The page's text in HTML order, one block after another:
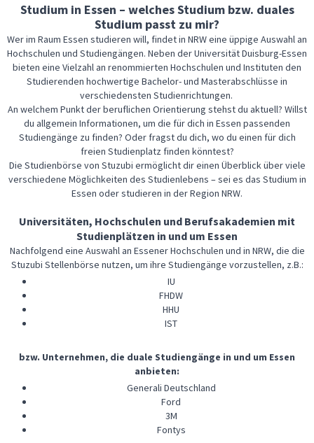
Studium in Essen – welches Studium bzw. duales
Studium passt zu mir?
Wer im Raum Essen studieren will, findet in NRW eine üppige Auswahl an
Hochschulen und Studiengängen. Neben der Universität Duisburg-Essen
bieten eine Vielzahl an renommierten Hochschulen und Instituten den
Studierenden hochwertige Bachelor- und Masterabschlüsse in
verschiedensten Studienrichtungen.
An welchem Punkt der beruflichen Orientierung stehst du aktuell? Willst
du allgemein Informationen, um die für dich in Essen passenden
Studiengänge zu finden? Oder fragst du dich, wo du einen für dich
freien Studienplatz finden könntest?
Die Studienbörse von Stuzubi ermöglicht dir einen Überblick über viele
verschiedene Möglichkeiten des Studienlebens – sei es das Studium in
Essen oder studieren in der Region NRW.
Universitäten, Hochschulen und Berufsakademien mit
Studienplätzen in und um Essen
Nachfolgend eine Auswahl an Essener Hochschulen und in NRW, die die
Stuzubi Stellenbörse nutzen, um ihre Studiengänge vorzustellen, z.B.:
IU
FHDW
HHU
IST
bzw. Unternehmen, die duale Studiengänge in und um Essen
anbieten:
Generali Deutschland
Ford
3M
Fontys